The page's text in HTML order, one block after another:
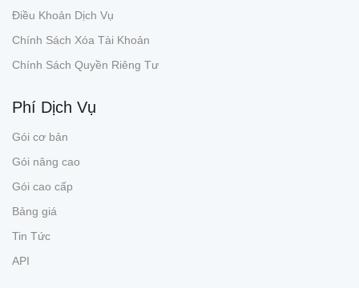
Điều Khoản Dịch Vụ
Chính Sách Xóa Tài Khoản
Chính Sách Quyền Riêng Tư
Phí Dịch Vụ
Gói cơ bản
Gói nâng cao
Gói cao cấp
Bảng giá
Tin Tức
API